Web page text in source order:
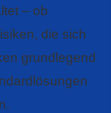
– ob
die sich
grundlegend